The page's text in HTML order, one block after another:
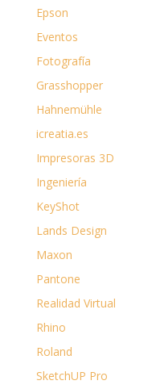
Epson
Eventos
Fotografía
Grasshopper
Hahnemühle
icreatia.es
Impresoras 3D
Ingeniería
KeyShot
Lands Design
Maxon
Pantone
Realidad Virtual
Rhino
Roland
SketchUP Pro